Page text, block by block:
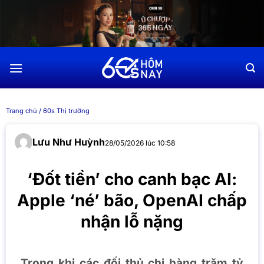
dung
Trang chủ / 60s Thị trường
Lưu Như Huỳnh28/05/2026 lúc 10:58
‘Đốt tiền’ cho canh bạc AI:
Apple ‘né’ bão, OpenAI chấp
nhận lỗ nặng